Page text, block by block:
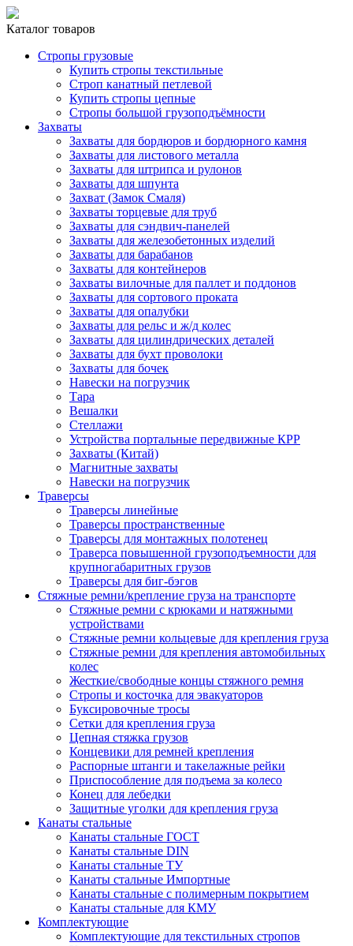
Каталог товаров
Стропы грузовые
Купить стропы текстильные
Строп канатный петлевой
Купить стропы цепные
Стропы большой грузоподъёмности
Захваты
Захваты для бордюров и бордюрного камня
Захваты для листового металла
Захваты для штрипса и рулонов
Захваты для шпунта
Захват (Замок Смаля)
Захваты торцевые для труб
Захваты для сэндвич-панелей
Захваты для железобетонных изделий
Захваты для барабанов
Захваты для контейнеров
Захваты вилочные для паллет и поддонов
Захваты для сортового проката
Захваты для опалубки
Захваты для рельс и ж/д колес
Захваты для цилиндрических деталей
Захваты для бухт проволоки
Захваты для бочек
Навески на погрузчик
Тара
Вешалки
Стеллажи
Устройства портальные передвижные КРР
Захваты (Китай)
Магнитные захваты
Навески на погрузчик
Траверсы
Траверсы линейные
Траверсы пространственные
Траверсы для монтажных полотенец
Траверса повышенной грузоподъемности для
крупногабаритных грузов
Траверсы для биг-бэгов
Стяжные ремни/крепление груза на транспорте
Стяжные ремни с крюками и натяжными
устройствами
Стяжные ремни кольцевые для крепления груза
Стяжные ремни для крепления автомобильных
колес
Жесткие/свободные концы стяжного ремня
Стропы и косточка для эвакуаторов
Буксировочные тросы
Сетки для крепления груза
Цепная стяжка грузов
Концевики для ремней крепления
Распорные штанги и такелажные рейки
Приспособление для подъема за колесо
Конец для лебедки
Защитные уголки для крепления груза
Канаты стальные
Канаты стальные ГОСТ
Канаты стальные DIN
Канаты стальные ТУ
Канаты стальные Импортные
Канаты стальные с полимерным покрытием
Канаты стальные для КМУ
Комплектующие
Комплектующие для текстильных стропов